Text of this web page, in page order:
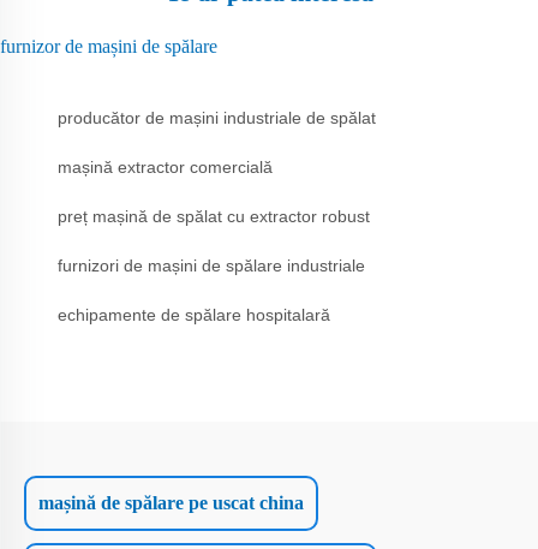
furnizor de mașini de spălare
producător de mașini industriale de spălat
mașină extractor comercială
preț mașină de spălat cu extractor robust
furnizori de mașini de spălare industriale
echipamente de spălare hospitalară
mașină de spălare pe uscat china